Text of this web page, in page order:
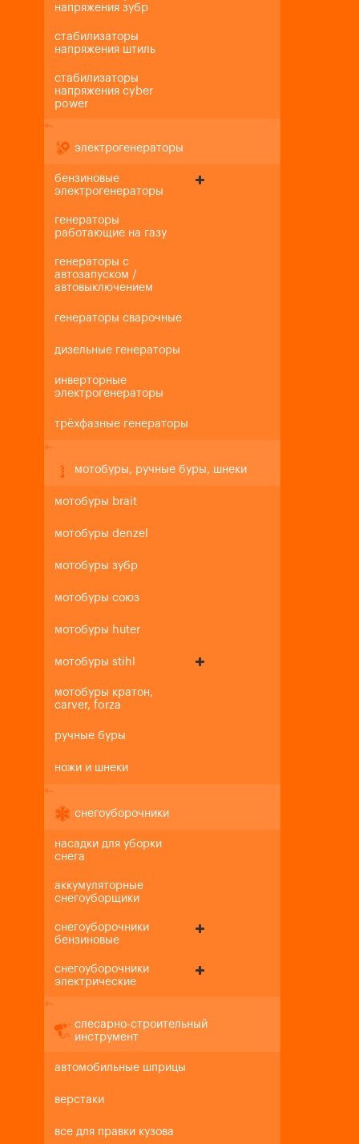
напряжения зубр
стабилизаторы
напряжения штиль
стабилизаторы
напряжения cyber
power
+-
электрогенераторы
бензиновые
электрогенераторы
генераторы
работающие на газу
генераторы с
автозапуском /
автовыключением
генераторы сварочные
дизельные генераторы
инверторные
электрогенераторы
трёхфазные генераторы
+-
мотобуры, ручные буры, шнеки
мотобуры brait
мотобуры denzel
мотобуры зубр
мотобуры союз
мотобуры huter
мотобуры stihl
мотобуры кратон,
carver, forza
ручные буры
ножи и шнеки
+-
снегоуборочники
насадки для уборки
снега
аккумуляторные
снегоуборщики
снегоуборочники
бензиновые
снегоуборочники
электрические
+-
слесарно-строительный
инструмент
автомобильные шприцы
верстаки
все для правки кузова